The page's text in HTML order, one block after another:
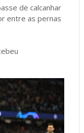
de calcanhar
entre as pernas